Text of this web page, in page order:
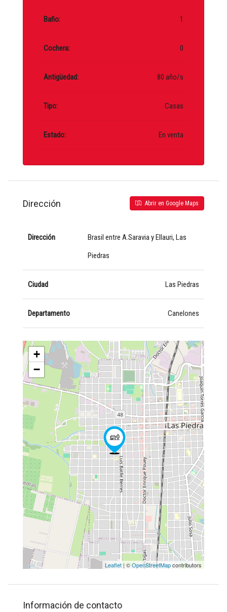
Baño: 1
Cochera: 0
Antigüedad: 80 año/s
Tipo: Casas
Estado: En venta
Dirección Abrir en Google Maps
Dirección
Brasil entre A.Saravia y Ellauri, Las
Piedras
Ciudad Las Piedras
Departamento Canelones
+
−
Leaflet| ©OpenStreetMapcontributors
Información de contacto